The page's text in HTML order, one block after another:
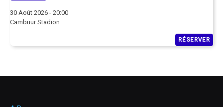
30 Août 2026 - 20:00
Cambuur Stadion
RÉSERVER